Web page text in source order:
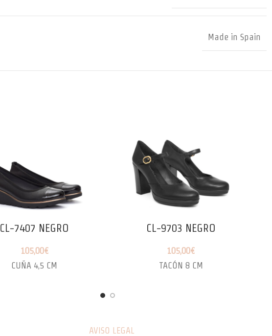
Made in Spain
CL-7407 NEGRO
105,00€
CUÑA 4,5 CM
CL-9703 NEGRO
105,00€
TACÓN 8 CM
AVISO LEGAL